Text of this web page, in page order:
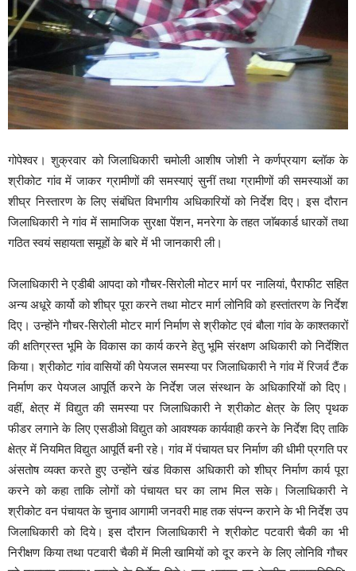
गोपेश्वर। शुक्रवार को जिलाधिकारी चमोली आशीष जोशी ने कर्णप्रयाग ब्लॉक के
श्रीकोट गांव में जाकर ग्रामीणों की समस्याएं सुनीं तथा ग्रामीणों की समस्याओं का
शीघ्र निस्तारण के लिए संबंधित विभागीय अधिकारियों को निर्देश दिए। इस दौरान
जिलाधिकारी ने गांव में सामाजिक सुरक्षा पेंशन, मनरेगा के तहत जाॅबकार्ड धारकों तथा
गठित स्वयं सहायता समूहों के बारे में भी जानकारी ली।
जिलाधिकारी ने एडीबी आपदा को गौचर-सिरोली मोटर मार्ग पर नालियां, पैराफीट सहित
अन्य अधूरे कार्यो को शीघ्र पूरा करने तथा मोटर मार्ग लोनिवि को हस्तांतरण के निर्देश
दिए। उन्होंने गौचर-सिरोली मोटर मार्ग निर्माण से श्रीकोट एवं बौला गांव के काश्तकारों
की क्षतिग्रस्त भूमि के विकास का कार्य करने हेतु भूमि संरक्षण अधिकारी को निर्देशित
किया। श्रीकोट गांव वासियों की पेयजल समस्या पर जिलाधिकारी ने गांव में रिजर्व टैंक
निर्माण कर पेयजल आपूर्ति करने के निर्देश जल संस्थान के अधिकारियों को दिए।
वहीं, क्षेत्र में विद्युत की समस्या पर जिलाधिकारी ने श्रीकोट क्षेत्र के लिए पृथक
फीडर लगाने के लिए एसडीओ विद्युत को आवश्यक कार्यवाही करने के निर्देश दिए ताकि
क्षेत्र में नियमित विद्युत आपूर्ति बनी रहे। गांव में पंचायत घर निर्माण की धीमी प्रगति पर
अंसतोष व्यक्त करते हुए उन्होंने खंड विकास अधिकारी को शीघ्र निर्माण कार्य पूरा
करने को कहा ताकि लोगों को पंचायत घर का लाभ मिल सके। जिलाधिकारी ने
श्रीकोट वन पंचायत के चुनाव आगामी जनवरी माह तक संपन्न कराने के भी निर्देश उप
जिलाधिकारी को दिये। इस दौरान जिलाधिकारी ने श्रीकोट पटवारी चैकी का भी
निरीक्षण किया तथा पटवारी चैकी में मिली खामियों को दूर करने के लिए लोनिवि गौचर